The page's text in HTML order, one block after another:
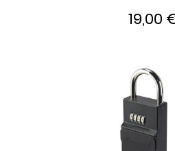
19,00